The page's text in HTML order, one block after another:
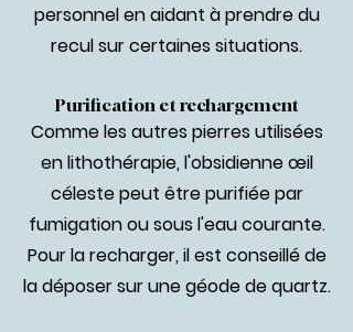
personnel en aidant à prendre du
recul sur certaines situations.
Purification et rechargement
Comme les autres pierres utilisées
en lithothérapie, l'obsidienne œil
céleste peut être purifiée par
fumigation ou sous l'eau courante.
Pour la recharger, il est conseillé de
la déposer sur une géode de quartz.